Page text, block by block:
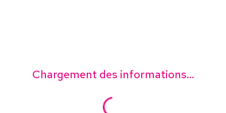
Chargement des informations...